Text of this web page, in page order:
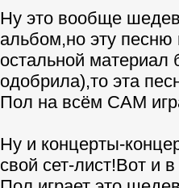
Ну это вообще
альбом,но эту
остальной
одобрила),то эта
Пол на всём САМ
Ну и концерты-
свой сет-лист!Вот и